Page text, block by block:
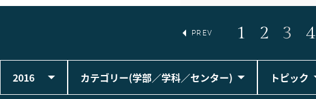
PREV 1 2 3 4
2016 カテゴリー(学部／学科／センター) トピック